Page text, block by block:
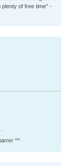
of free time" -
^^